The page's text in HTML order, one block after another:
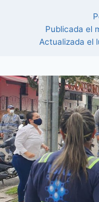
Publicada el
Actualizada el